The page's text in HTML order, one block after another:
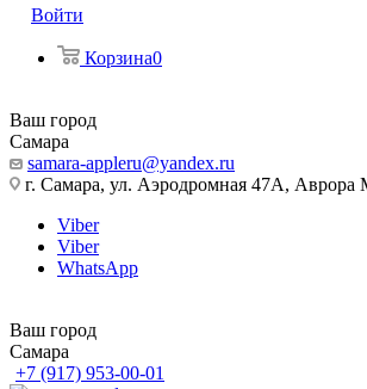
Войти
Корзина0
Ваш город
Самара
samara-appleru@yandex.ru
г. Самара, ул. Аэродромная 47А, Аврора
Viber
Viber
WhatsApp
Ваш город
Самара
+7 (917) 953-00-01